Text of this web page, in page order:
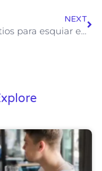
NEXT
Sitios para esquiar en España